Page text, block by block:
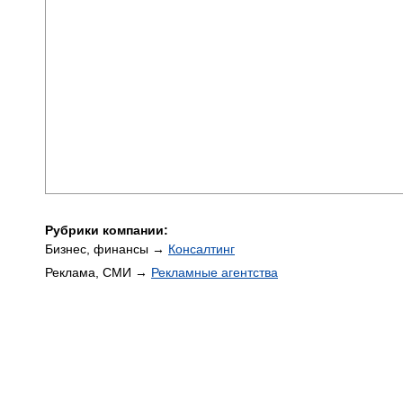
Рубрики компании:
Бизнес, финансы → Консалтинг
Реклама, СМИ → Рекламные агентства